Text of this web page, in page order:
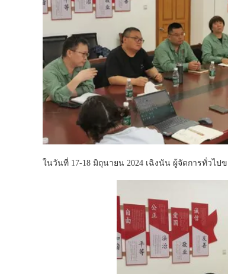
ในวันที่ 17-18 มิถุนายน 2024 เฉิงนัน ผู้จัดการทั่วไ